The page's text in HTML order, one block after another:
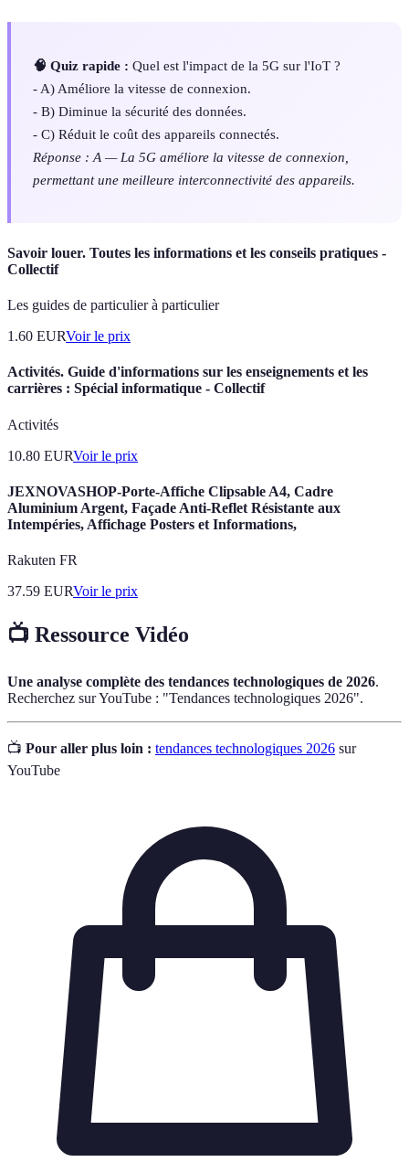
🧠 Quiz rapide : Quel est l'impact de la 5G sur l'IoT ?
- A) Améliore la vitesse de connexion.
- B) Diminue la sécurité des données.
- C) Réduit le coût des appareils connectés.
Réponse : A — La 5G améliore la vitesse de connexion,
permettant une meilleure interconnectivité des appareils.
Savoir louer. Toutes les informations et les conseils pratiques -
Collectif
Les guides de particulier à particulier
1.60 EURVoir le prix
Activités. Guide d'informations sur les enseignements et les
carrières : Spécial informatique - Collectif
Activités
10.80 EURVoir le prix
JEXNOVASHOP-Porte-Affiche Clipsable A4, Cadre
Aluminium Argent, Façade Anti-Reflet Résistante aux
Intempéries, Affichage Posters et Informations,
Rakuten FR
37.59 EURVoir le prix
📺 Ressource Vidéo
Une analyse complète des tendances technologiques de 2026.
Recherchez sur YouTube : "Tendances technologiques 2026".
📺 Pour aller plus loin : tendances technologiques 2026 sur
YouTube